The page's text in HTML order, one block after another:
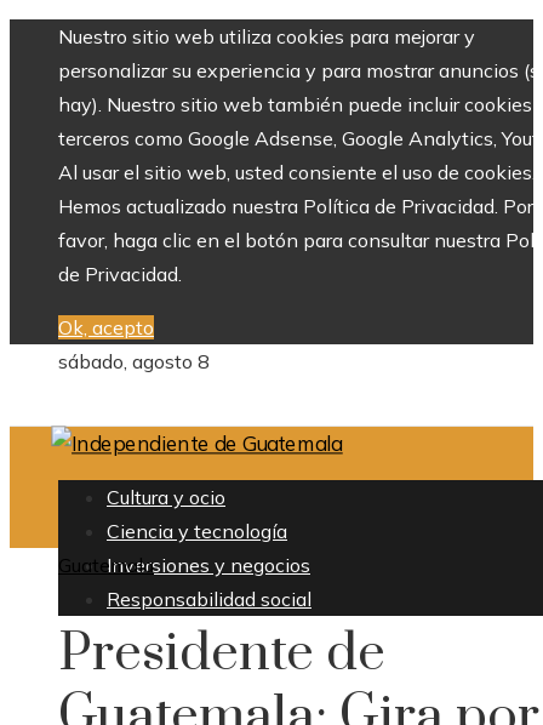
Nuestro sitio web utiliza cookies para mejorar y
personalizar su experiencia y para mostrar anuncios
hay). Nuestro sitio web también puede incluir cookies
terceros como Google Adsense, Google Analytics,
Al usar el sitio web, usted consiente el uso de cookies.
Hemos actualizado nuestra Política de Privacidad. Por
favor, haga clic en el botón para consultar nuestra
de Privacidad.
Ok, acepto
sábado, agosto 8
Cultura y ocio
Ciencia y tecnología
Inversiones y negocios
Responsabilidad social
Guatemala
Presidente de